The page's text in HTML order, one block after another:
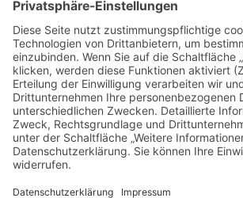
ÜBER UNS
KIEL LOKAL
Carsten Frahm Verlag, Inhaber
24113 Kiel